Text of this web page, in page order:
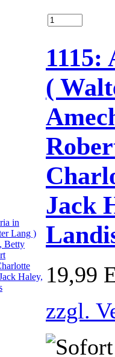
(
Jack
19,99
zzgl.